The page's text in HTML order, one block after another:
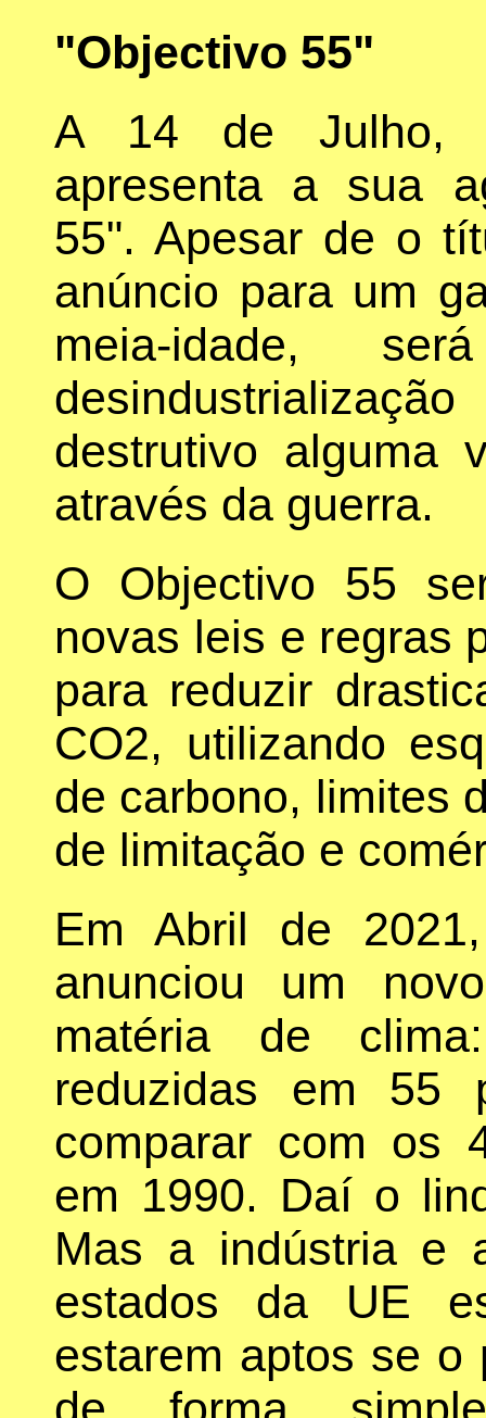
"Objectivo 55"
A 14 de Julho,
apresenta a sua
55". Apesar de o
anúncio para um
meia-idade,
destrutivo alguma
através da guerra.
O Objectivo 55
novas leis e regras
para reduzir
CO2, utilizando
de carbono, limites
de limitação e
Em Abril de
anunciou um
matéria de
reduzidas em 55
comparar com os
em 1990. Daí o
Mas a indústria e
estados da UE
estarem aptos se o